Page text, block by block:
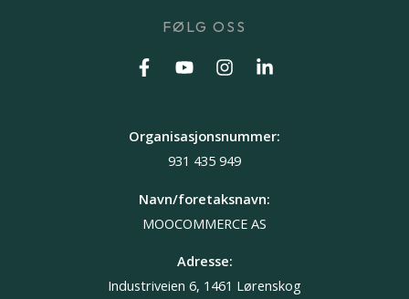
FØLG OSS
Organisasjonsnummer:
931 435 949
Navn/foretaksnavn:
MOOCOMMERCE AS
Adresse:
Industriveien 6, 1461 Lørenskog